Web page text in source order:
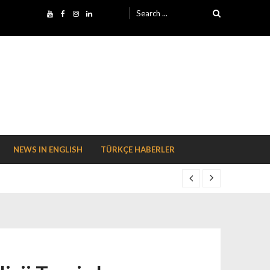
Search for:
NEWS IN ENGLISH TÜRKÇE HABERLER